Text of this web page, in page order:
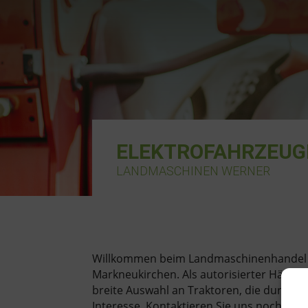
LANDMASCHINEN WERNER
Willkommen beim
Markneukirchen. Als autorisierter
breite Auswahl an Traktoren, die durch